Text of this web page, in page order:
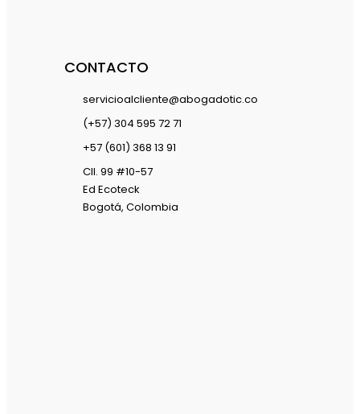
CONTACTO
servicioalcliente@abogadotic.co
(+57) 304 595 72 71
+57 (601) 368 13 91
Cll. 99 #10-57
Ed Ecoteck
Bogotá, Colombia